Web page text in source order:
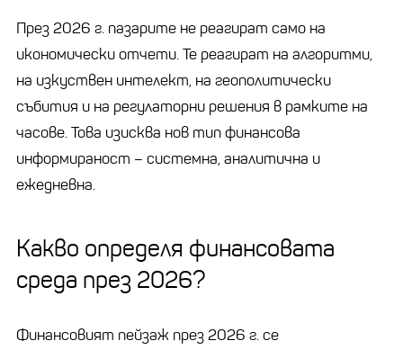
През 2026 г. пазарите не реагират само на
икономически отчети. Те реагират на алгоритми,
на изкуствен интелект, на геополитически
събития и на регулаторни решения в рамките на
часове. Това изисква нов тип финансова
информираност – системна, аналитична и
ежедневна.
Какво определя финансовата
среда през 2026?
Финансовият пейзаж през 2026 г. се